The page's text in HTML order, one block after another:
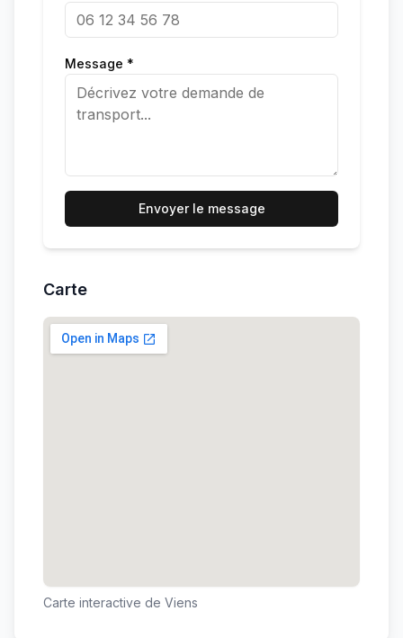
Message *
Envoyer le message
Carte
Carte interactive de Viens